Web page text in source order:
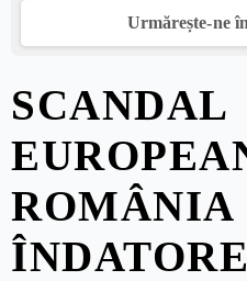
Urmărește-ne
SCANDAL